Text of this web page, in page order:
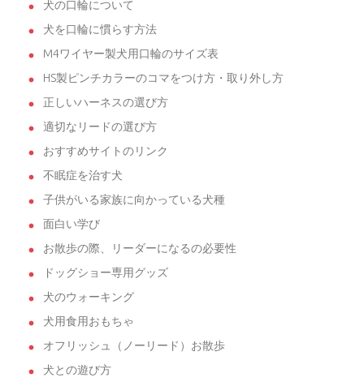
犬の口輪について
犬を口輪に慣らす方法
M4ワイヤー製犬用口輪のサイズ表
HS製ピンチカラーのコマをつけ方・取り外し方
正しいハーネスの選び方
適切なリードの選び方
おすすめサイトのリンク
不眠症を治す犬
子供がいる家族に向かっている犬種
面白い学び
お散歩の際、リーダーになるの必要性
ドッグショー専用グッズ
犬のウォーキング
犬用食用おもちゃ
オフリッシュ（ノーリード）お散歩
犬との遊び方